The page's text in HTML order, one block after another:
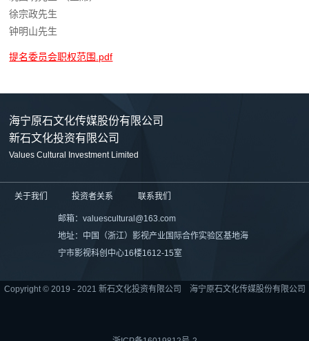
徐宗政先生
钟明山先生
提名委员会职权范围.pdf
海宁原石文化传媒股份有限公司
新石文化投资有限公司
Values Cultural Investment Limited
关于我们 投资者关系 联系我们
邮箱：valuescultural@163.com
地址：中国（浙江）影视产业国际合作实验区基地海
宁市影视科创中心16楼1612-15室
Copyright © 2019 - 2021 新石文化投资有限公司 海宁原石文化传媒股份有限公司